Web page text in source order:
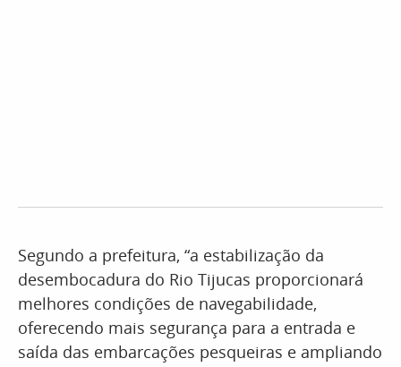
Segundo a prefeitura, “a estabilização da
desembocadura do Rio Tijucas proporcionará
melhores condições de navegabilidade,
oferecendo mais segurança para a entrada e
saída das embarcações pesqueiras e ampliando